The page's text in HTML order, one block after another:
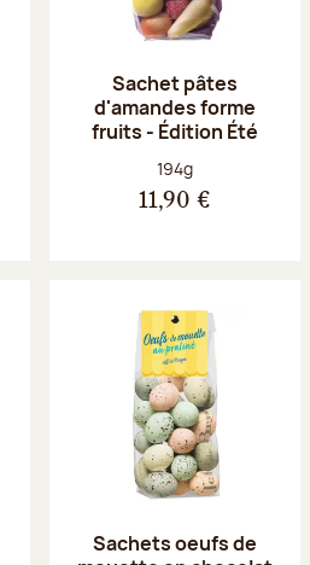
Sachet pâtes
d'amandes forme
fruits - Édition Été
Poids net :
194g
11,90 €
Sachets oeufs de